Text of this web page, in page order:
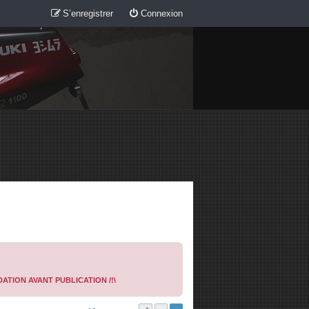
Connexion
S’enregistrer
AVANT PUBLICATION /!\